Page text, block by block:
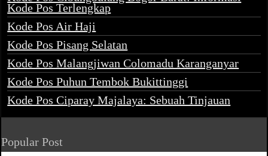
Kode Pos Terlengkap
Kode Pos Air Haji
Kode Pos Pisang Selatan
Kode Pos Malangjiwan Colomadu Karanganyar
Kode Pos Puhun Tembok Bukittinggi
Kode Pos Ciparay Majalaya: Sebuah Tinjauan
Popular Post